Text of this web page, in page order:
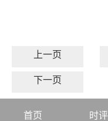
上一页
下一页
首页 时评